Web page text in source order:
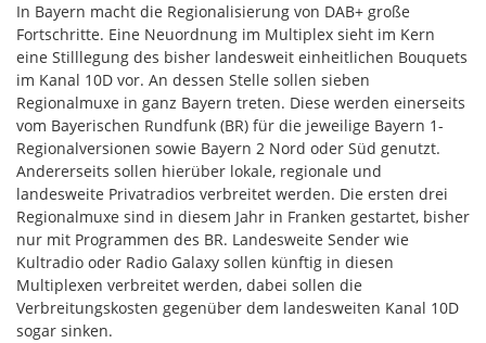
In Bayern macht die Regionalisierung von DAB+ große
Fortschritte. Eine Neuordnung im Multiplex sieht im Kern
eine Stilllegung des bisher landesweit einheitlichen Bouquets
im Kanal 10D vor. An dessen Stelle sollen sieben
Regionalmuxe in ganz Bayern treten. Diese werden einerseits
vom Bayerischen Rundfunk (BR) für die jeweilige Bayern 1-
Regionalversionen sowie Bayern 2 Nord oder Süd genutzt.
Andererseits sollen hierüber lokale, regionale und
landesweite Privatradios verbreitet werden. Die ersten drei
Regionalmuxe sind in diesem Jahr in Franken gestartet, bisher
nur mit Programmen des BR. Landesweite Sender wie
Kultradio oder Radio Galaxy sollen künftig in diesen
Multiplexen verbreitet werden, dabei sollen die
Verbreitungskosten gegenüber dem landesweiten Kanal 10D
sogar sinken.